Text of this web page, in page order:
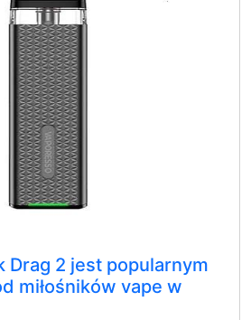
Drag 2 jest popularnym
miłośników vape w